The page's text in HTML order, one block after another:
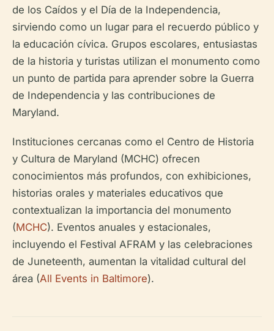
de los Caídos y el Día de la Independencia,
sirviendo como un lugar para el recuerdo público y
la educación cívica. Grupos escolares, entusiastas
de la historia y turistas utilizan el monumento como
un punto de partida para aprender sobre la Guerra
de Independencia y las contribuciones de
Maryland.
Instituciones cercanas como el Centro de Historia
y Cultura de Maryland (MCHC) ofrecen
conocimientos más profundos, con exhibiciones,
historias orales y materiales educativos que
contextualizan la importancia del monumento
(MCHC). Eventos anuales y estacionales,
incluyendo el Festival AFRAM y las celebraciones
de Juneteenth, aumentan la vitalidad cultural del
área (All Events in Baltimore).